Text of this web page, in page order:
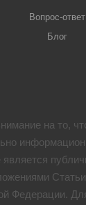
Вопрос-ответ
Блог
на то,
является
Федерации.